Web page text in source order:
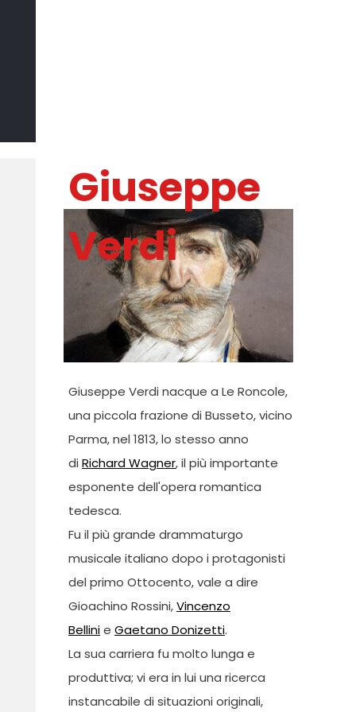
Giuseppe
Verdi
Giuseppe Verdi nacque a Le Roncole,
una piccola frazione di Busseto, vicino
Parma, nel 1813, lo stesso anno
di Richard Wagner, il più importante
esponente dell'opera romantica
tedesca.
Fu il più grande drammaturgo
musicale italiano dopo i protagonisti
del primo Ottocento, vale a dire
Gioachino Rossini,Vincenzo
Bellinie Gaetano Donizetti.
La sua carriera fu molto lunga e
produttiva; vi era in lui una ricerca
instancabile di situazioni originali,